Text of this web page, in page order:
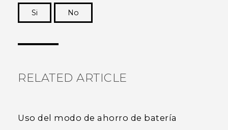
Si
No
RELATED ARTICLE
Uso del modo de ahorro de batería